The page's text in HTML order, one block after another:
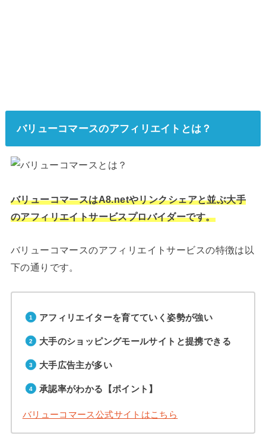
バリューコマースのアフィリエイトとは？
バリューコマースはA8.netやリンクシェアと並ぶ大手
のアフィリエイトサービスプロバイダーです。
バリューコマースのアフィリエイトサービスの特徴は以
下の通りです。
アフィリエイターを育てていく姿勢が強い
大手のショッピングモールサイトと提携できる
大手広告主が多い
承認率がわかる【ポイント】
バリューコマース公式サイトはこちら